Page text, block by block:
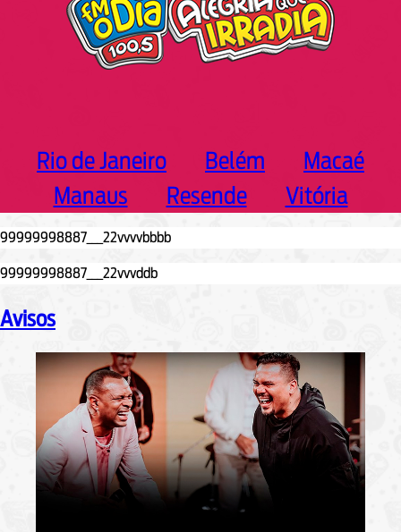
Rio de Janeiro Belém
Macaé
Manaus
Resende Vitória
Avisos